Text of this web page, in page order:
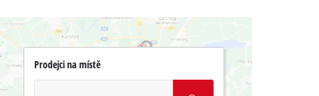
Prodejci na místě